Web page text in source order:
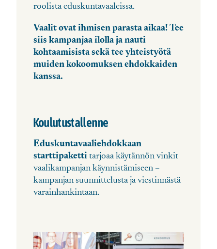
roolista eduskuntavaaleissa.
Vaalit ovat ihmisen parasta aikaa! Tee
siis kampanjaa ilolla ja nauti
kohtaamisista sekä tee yhteistyötä
muiden kokoomuksen ehdokkaiden
kanssa.
Koulutustallenne
Eduskuntavaaliehdokkaan
starttipakettitarjoaa käytännön vinkit
vaalikampanjan käynnistämiseen –
kampanjan suunnittelusta ja viestinnästä
varainhankintaan.